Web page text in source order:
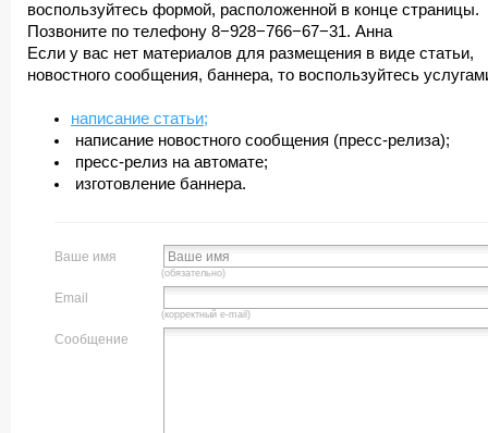
воспользуйтесь формой, расположенной в конце страницы.
Позвоните по телефону 8−928−766−67−31. Анна
Если у вас нет материалов для размещения в виде статьи,
новостного сообщения, баннера, то воспользуйтесь
написание статьи;
написание новостного сообщения (пресс-релиза);
пресс-релиз на автомате;
изготовление баннера.
Ваше имя
(обязательно)
Email
(корректный e-mail)
Сообщение